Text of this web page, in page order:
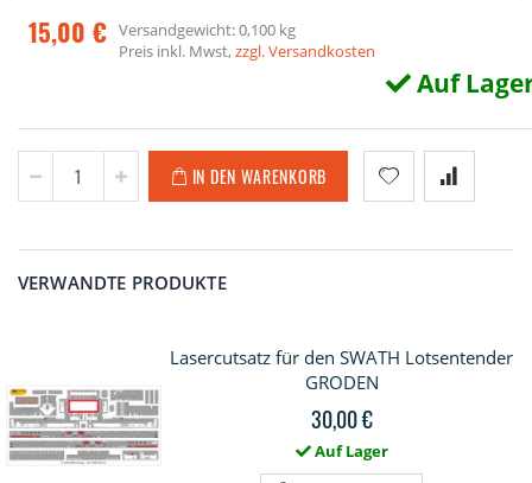
15,00 € Versandgewicht: 0,100 kg
Preis inkl. Mwst,zzgl. Versandkosten
Auf
IN DEN WARENKORB
VERWANDTE PRODUKTE
Lasercutsatz für den SWATH Lotsentender
GRODEN
30,00 €
Auf Lager